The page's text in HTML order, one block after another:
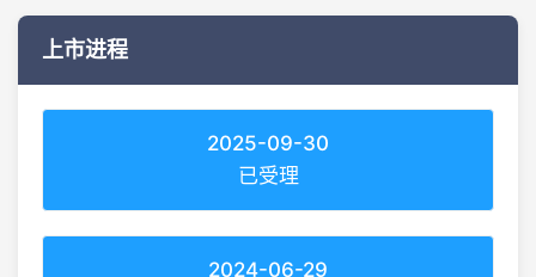
上市进程
2025-09-30
已受理
2024-06-29